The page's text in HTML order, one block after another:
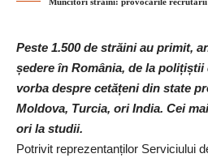
Peste 1.500 de străini au primit,
ședere în România, de la
vorba despre cetățeni din state
Moldova, Turcia, ori India. Cei
ori la studii.
Potrivit reprezentanților Serviciului